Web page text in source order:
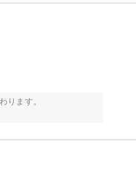
ります。